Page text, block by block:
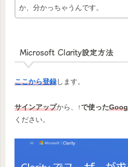
か、分かっちゃうんです。
Microsoft Clarity設定方法
ここから登録します。
サインアップから、 ↑で使った
ください。